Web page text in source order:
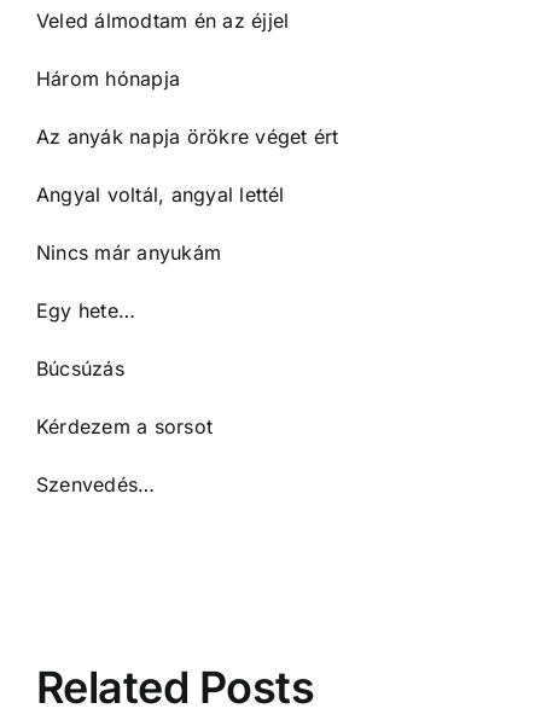
Veled álmodtam én az éjjel
Három hónapja
Az anyák napja örökre véget ért
Angyal voltál, angyal lettél
Nincs már anyukám
Egy hete…
Búcsúzás
Kérdezem a sorsot
Szenvedés…
Related Posts